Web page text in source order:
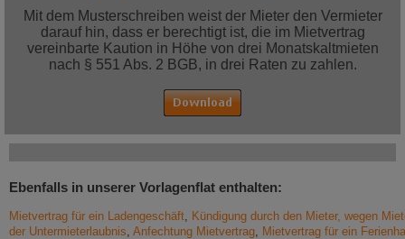
Mit dem Musterschreiben weist der Mieter den Vermieter
darauf hin, dass er berechtigt ist, die im Mietvertrag
vereinbarte Kaution in Höhe von drei Monatskaltmieten
nach § 551 Abs. 2 BGB, in drei Raten zu zahlen.
Ebenfalls in unserer Vorlagenflat enthalten:
Mietvertrag für ein Ladengeschäft, Kündigung durch den Mieter, wegen
der Untermieterlaubnis, Anfechtung Mietvertrag, Mietvertrag für ein